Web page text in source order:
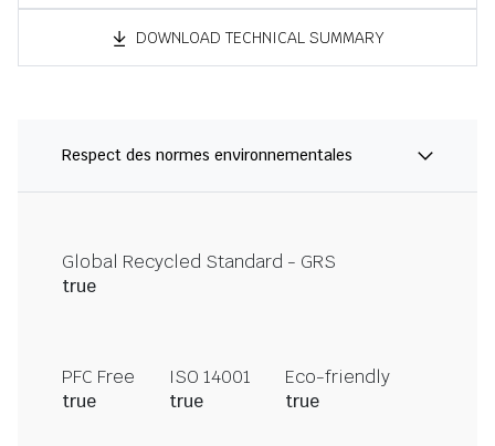
DOWNLOAD TECHNICAL SUMMARY
Respect des normes environnementales
Global Recycled Standard - GRS
true
PFC Free
true
ISO 14001
true
Eco-friendly
true